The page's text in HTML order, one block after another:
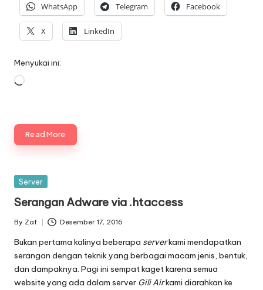
WhatsApp Telegram Facebook
X LinkedIn
Menyukai ini:
Memuat...
Read More
Posted
Server
Serangan Adware via .htaccess
Posted
by
By Zaf Desember 17, 2016
Bukan pertama kalinya beberapa serverkami mendapatkan
serangan dengan teknik yang berbagai macam jenis, bentuk,
dan dampaknya. Pagi ini sempat kaget karena semua
website yang ada dalam server Gili Airkami diarahkan ke